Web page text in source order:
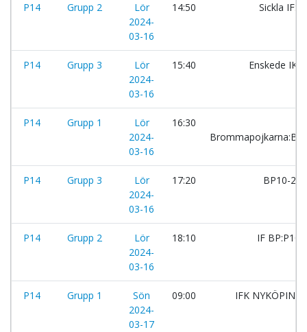
P14 Grupp 2
Lör
2024-
03-16
14:50 Sickla
P14 Grupp 3
Lör
2024-
03-16
15:40 Enskede
P14 Grupp 1
Lör
2024-
03-16
16:30
P14 Grupp 3
Lör
2024-
03-16
17:20 BP10-
P14 Grupp 2
Lör
2024-
03-16
18:10 IF
P14 Grupp 1
Sön
2024-
03-17
09:00 IFK